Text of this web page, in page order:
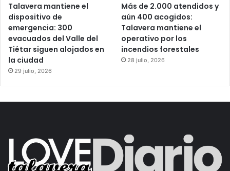
Talavera mantiene el
dispositivo de
emergencia: 300
evacuados del Valle del
Tiétar siguen alojados en
la ciudad
29 julio, 2026
Más de 2.000 atendidos y
aún 400 acogidos:
Talavera mantiene el
operativo por los
incendios forestales
28 julio, 2026